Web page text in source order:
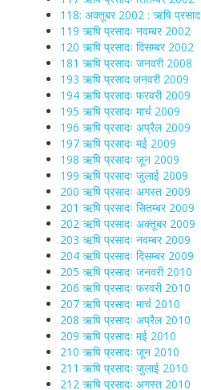
118: अक्तूबर 2002 : ऋषि प्रसाद
119 ऋषि प्रसादः नवम्बर 2002
120 ऋषि प्रसादः दिसम्बर 2002
181 ऋषि प्रसादः जनवरी 2008
193 ऋषि प्रसाद जनवरी 2009
194 ऋषि प्रसादः फरवरी 2009
195 ऋषि प्रसादः मार्च 2009
196 ऋषि प्रसादः अप्रैल 2009
197 ऋषि प्रसादः मई 2009
198 ऋषि प्रसादः जून 2009
199 ऋषि प्रसादः जुलाई 2009
200 ऋषि प्रसादः अगस्त 2009
201 ऋषि प्रसादः सितम्बर 2009
202 ऋषि प्रसादः अक्तूबर 2009
203 ऋषि प्रसादः नवम्बर 2009
204 ऋषि प्रसादः दिसम्बर 2009
205 ऋषि प्रसादः जनवरी 2010
206 ऋषि प्रसादः फरवरी 2010
207 ऋषि प्रसादः मार्च 2010
208 ऋषि प्रसादः अप्रैल 2010
209 ऋषि प्रसादः मई 2010
210 ऋषि प्रसादः जून 2010
211 ऋषि प्रसादः जुलाई 2010
212 ऋषि प्रसादः अगस्त 2010